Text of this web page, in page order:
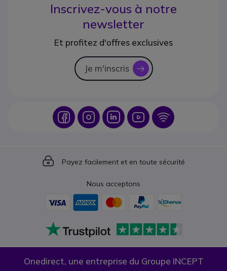
Inscrivez-vous à notre
newsletter
Et profitez d'offres exclusives
Je m'inscris icon
Icon IconIcon Icon Icon
Icon
Payez facilement et en toute sécurité
Nous acceptons
Onedirect, une entreprise du Groupe INCEPT